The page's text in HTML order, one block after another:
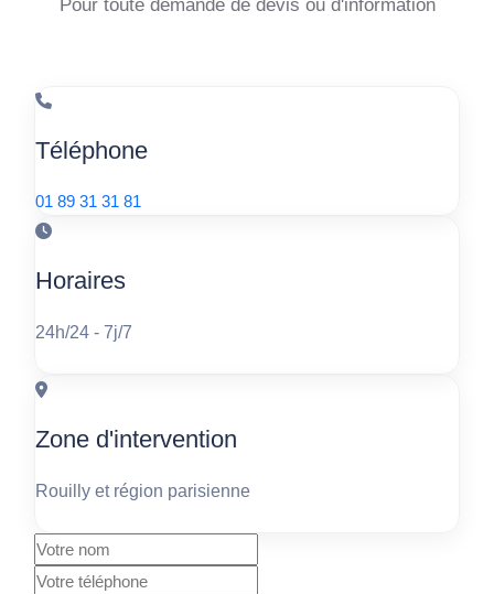
Pour toute demande de devis ou d'information
Téléphone
01 89 31 31 81
Horaires
24h/24 - 7j/7
Zone d'intervention
Rouilly et région parisienne